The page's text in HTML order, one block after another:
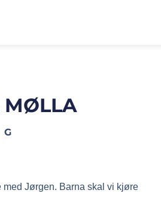
MØLLA
med Jørgen. Barna skal vi kjøre